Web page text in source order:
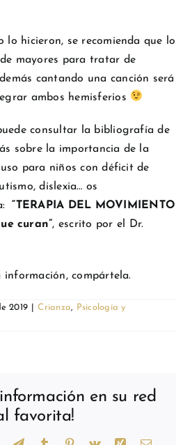
lo hicieron, se recomienda que lo
mayores para tratar de
cantando una canción será
ambos hemisferios
consultar la bibliografía de
sobre la importancia de la
para niños con déficit de
dislexia… os
“TERAPIA DEL MOVIMIENTO
curan”, escrito por el Dr.
compártela.
2019 Crianza,
Psicología y
en su red
favorita!
WhatsApp
TelegramTumblr Pinterest
Vk Xing